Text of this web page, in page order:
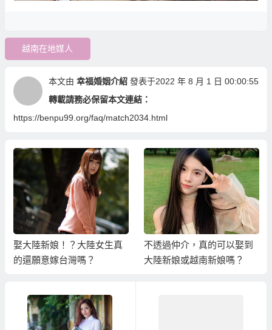
越南在地媒人
本文由 幸福婚姻介紹 發表于2022 年 8 月 1 日 00:00:55
轉載請務必保留本文連結：
https://benpu99.org/faq/match2034.html
娶大陸新娘！？大陸女生真
的還願意嫁台灣嗎？
不透過仲介，真的可以娶到
大陸新娘或越南新娘嗎？